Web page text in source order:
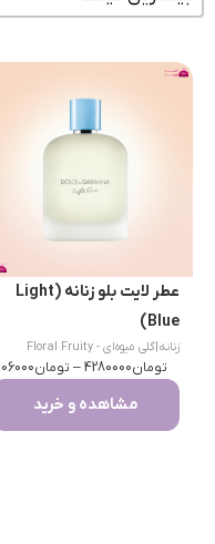
عطر لایت بلو زنانه (Light
Blue)
زنانه گلی میوه‌ای - Floral Fruity
تومان4280000
– تومان
مشاهده و خرید